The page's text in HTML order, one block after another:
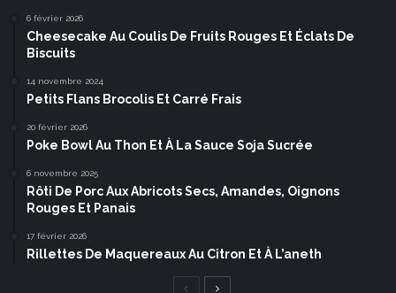
6 février 2026
Cheesecake Au Coulis De Fruits Rouges Et Éclats De
Biscuits
14 novembre 2024
Petits Flans Brocolis Et Carré Frais
20 février 2026
Poke Bowl Au Thon Et À La Sauce Soja Sucrée
6 novembre 2025
Rôti De Porc Aux Abricots Secs, Amandes, Oignons
Rouges Et Panais
17 février 2026
Rillettes De Maquereaux Au Citron Et À L’aneth
Page